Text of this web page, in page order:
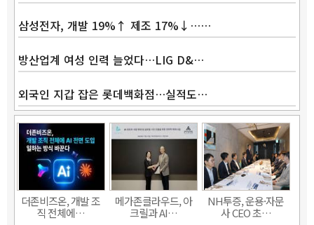
삼성전자, 개발 19%↑ 제조 17%↓……
방산업계 여성 인력 늘었다…LIG D&…
외국인 지갑 잡은 롯데백화점…실적도…
더존비즈온, 개발 조
직 전체에…
메가존클라우드, 아
크릴과 AI…
NH투증, 운용·자문
사 CEO 초…